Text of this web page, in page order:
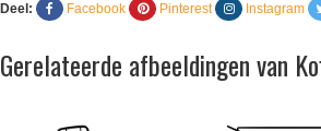
Deel: Facebook Pinterest Instagram
Gerelateerde afbeeldingen van